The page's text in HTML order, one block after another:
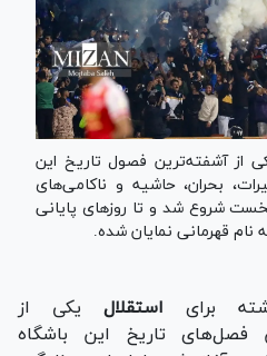
از آشفته‌ترین فصول تاریخ این
بحران، حاشیه و ناکامی‌های
شروع شد و تا روزهای پایانی
نام قهرمانی نمایان شده.
برای استقلال یکی از
فصل‌های تاریخ این باشگاه